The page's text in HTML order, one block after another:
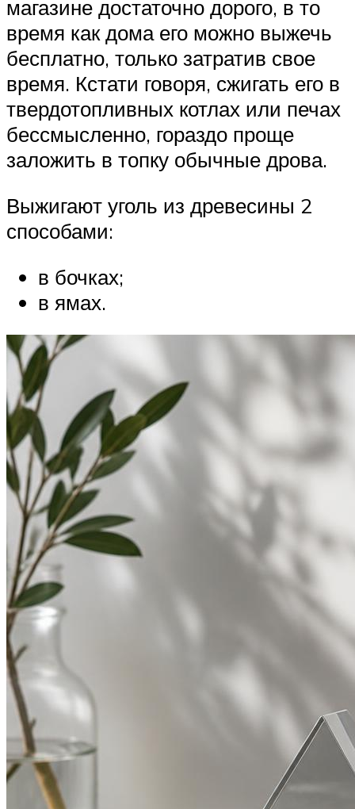
магазине достаточно дорого, в то
время как дома его можно выжечь
бесплатно, только затратив свое
время. Кстати говоря, сжигать его в
твердотопливных котлах или печах
бессмысленно, гораздо проще
заложить в топку обычные дрова.
Выжигают уголь из древесины 2
способами:
в бочках;
в ямах.